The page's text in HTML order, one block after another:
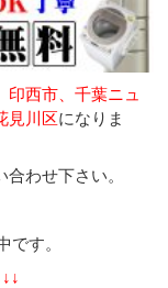
印西市、千葉ニュ
見川区になりま
わせ下さい。
です。